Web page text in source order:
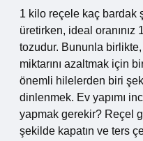
1 kilo reçele kaç bardak
üretirken, ideal
tozudur. Bununla
miktarını azaltmak için
önemli hilelerden biri
dinlenmek. Ev yapımı
yapmak gerekir? Reçel
şekilde kapatın ve ters